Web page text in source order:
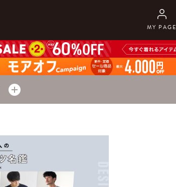
MY PAGE